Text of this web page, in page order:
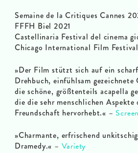
Semaine de la Critiques Cannes
FFFH Biel 2021
Castellinaria Festival del cinema
Chicago International Film
»Der Film stützt sich auf ein
Drehbuch, einfühlsam gezeichnete
die schöne, größtenteils acapella
die die sehr menschlichen Aspekte
Freundschaft hervorhebt.« –
»Charmante, erfrischend
Dramedy.« – Variety